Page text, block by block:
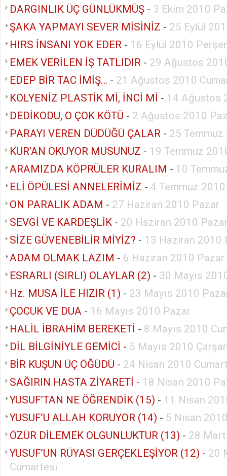
DARGINLIK ÜÇ GÜNLÜKMÜŞ - 3 Ekim 2010
ŞAKA YAPMAYI SEVER MİSİNİZ - 25 Eylül
HIRS İNSANI YOK EDER - 16 Eylül 2010
EMEK VERİLEN İŞ TATLIDIR - 29 Ağustos
EDEP BİR TAC İMİŞ… - 21 Ağustos 2010
KOLYENİZ PLASTİK Mİ, İNCİ Mİ - 14 Ağustos
DEDİKODU, O ÇOK KÖTÜ - 2 Ağustos 2010
PARAYI VEREN DÜDÜĞÜ ÇALAR - 25
KUR’AN OKUYOR MUSUNUZ - 19 Temmuz
ARAMIZDA KÖPRÜLER KURALIM - 10
ELİ ÖPÜLESİ ANNELERİMİZ - 4 Temmuz
ON PARALIK ADAM - 27 Haziran 2010 Pazar
SEVGİ VE KARDEŞLİK - 20 Haziran 2010
SİZE GÜVENEBİLİR MİYİZ? - 13 Haziran 2010
ADAM OLMAK LAZIM - 6 Haziran 2010 Pazar
ESRARLI (SIRLI) OLAYLAR (2) - 30 Mayıs
Hz. MUSA İLE HIZIR (1) - 23 Mayıs 2010
ÇOCUK VE DUA - 16 Mayıs 2010 Pazar
HALİL İBRAHİM BEREKETİ - 8 Mayıs 2010
DİL BİLGİNİYLE GEMİCİ - 5 Mayıs 2010
BİR KUŞUN ÜÇ ÖĞÜDÜ - 24 Nisan 2010
SAĞIRIN HASTA ZİYARETİ - 18 Nisan 2010
YUSUF’TAN NE ÖĞRENDİK (15) - 11 Nisan
YUSUF’U ALLAH KORUYOR (14) - 5 Nisan
ÖZÜR DİLEMEK OLGUNLUKTUR (13) - 28
YUSUF’UN RÜYASI GERÇEKLEŞİYOR (12) - 20
Cumartesi